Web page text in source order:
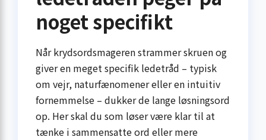
noget specifikt
Når krydsordsmageren strammer skruen og
giver en meget specifik ledetråd – typisk
om vejr, naturfænomener eller en intuitiv
fornemmelse – dukker de lange løsningsord
op. Her skal du som løser være klar til at
tænke i sammensatte ord eller mere